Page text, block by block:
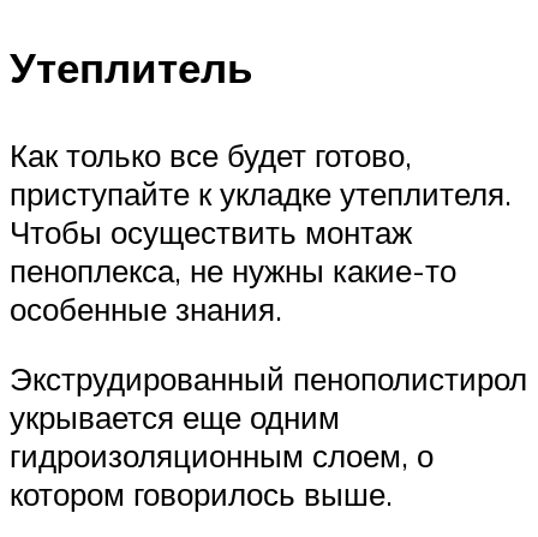
Утеплитель
Как только все будет готово,
приступайте к укладке утеплителя.
Чтобы осуществить монтаж
пеноплекса, не нужны какие-то
особенные знания.
Экструдированный пенополистирол
укрывается еще одним
гидроизоляционным слоем, о
котором говорилось выше.